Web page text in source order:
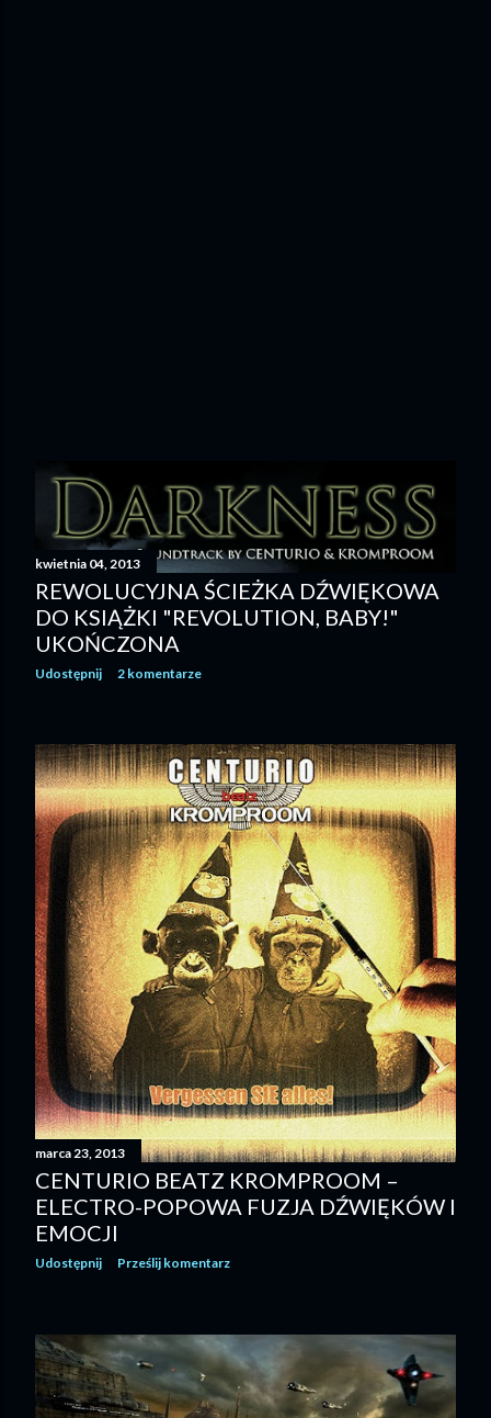
kwietnia 04, 2013
REWOLUCYJNA ŚCIEŻKA DŹWIĘKOWA
DO KSIĄŻKI "REVOLUTION, BABY!"
UKOŃCZONA
Udostępnij 2 komentarze
marca 23, 2013
CENTURIO BEATZ KROMPROOM –
ELECTRO-POPOWA FUZJA DŹWIĘKÓW I
EMOCJI
Udostępnij Prześlij komentarz